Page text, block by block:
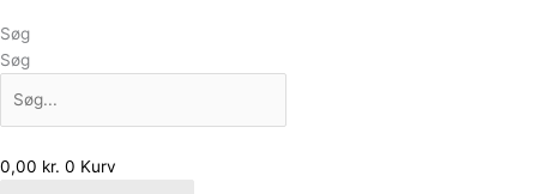
Søg
Søg
0,00 kr. 0 Kurv